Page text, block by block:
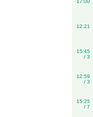
17:00
12:21
15:45
/ 3
12:59
/ 3
15:25
/ 7